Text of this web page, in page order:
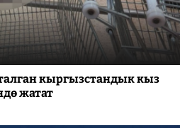
кыргызстандык кыз
жатат